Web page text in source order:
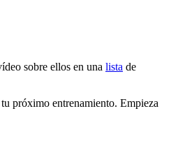
sobre ellos en una lista de
próximo entrenamiento. Empieza